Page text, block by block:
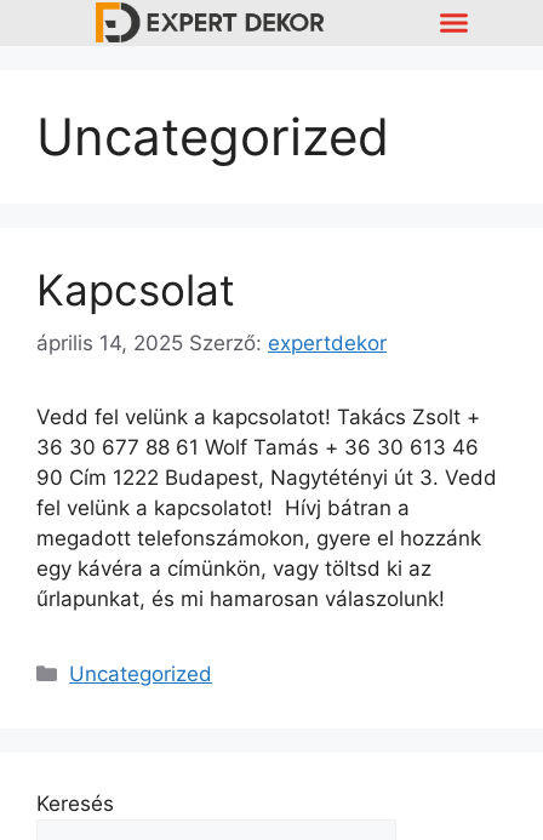
Uncategorized
Kapcsolat
április 14, 2025 Szerző: expertdekor
Vedd fel velünk a kapcsolatot! Takács Zsolt +
36 30 677 88 61 Wolf Tamás + 36 30 613 46
90 Cím 1222 Budapest, Nagytétényi út 3. Vedd
fel velünk a kapcsolatot! Hívj bátran a
megadott telefonszámokon, gyere el hozzánk
egy kávéra a címünkön, vagy töltsd ki az
űrlapunkat, és mi hamarosan válaszolunk!
Uncategorized
Keresés